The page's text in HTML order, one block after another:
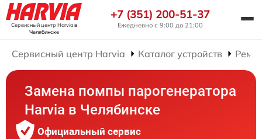
Сервисный центр Harviaв
Челябинске
+7 (351) 200-51-37
Ежедневно с 9:00 до 21:00
Сервисный центр Harvia Каталог устройств
Замена помпы парогенератора
Harvia в Челябинске
Официальный сервис